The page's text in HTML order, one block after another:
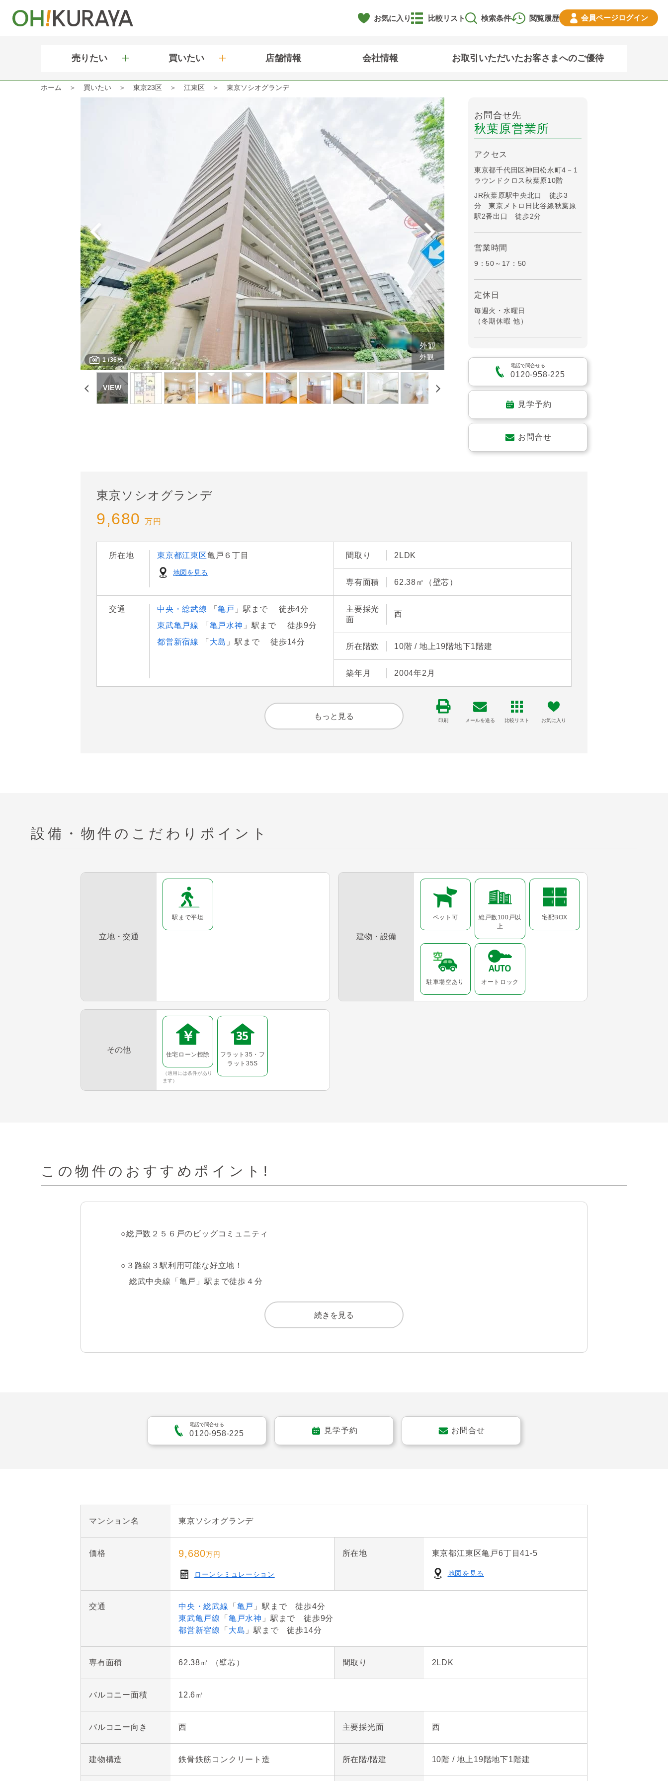
お気に入り 閲覧履歴
比較リスト 検索条件 会員ページログイン
売りたい 買いたい 店舗情報 会社情報 お取引いただいたお客さまへのご優待
ホーム 買いたい 東京23区 江東区 東京ソシオグランデ
外観
外観
1/36枚
お問合せ先
秋葉原営業所
アクセス
東京都千代田区神田松永町4－1
ラウンドクロス秋葉原10階
JR秋葉原駅中央北口 徒歩3
分 東京メトロ日比谷線秋葉原
駅2番出口 徒歩2分
営業時間
9：50～17：50
定休日
毎週火・水曜日
（冬期休暇 他）
電話で問合せる
0120-958-225
見学予約
お問合せ
東京ソシオグランデ
9,680 万円
所在地 東京都江東区亀戸６丁目
地図を見る
間取り 2LDK
専有面積 62.38㎡（壁芯）
交通 中央・総武線 「亀戸 」駅まで 徒歩4分
東武亀戸線
「 亀戸水神 」駅まで 徒歩9分
都営新宿線
「 大島 」駅まで 徒歩14分
主要採光
面
西
所在階数 10階 / 地上19階地下1階建
築年月 2004年2月
もっと見る 印刷 メールを送る 比較リスト お気に入り
設備・物件の こだわりポイント
立地・交通
駅まで平坦
建物・設備
ペット可
総戸数100戸以
上
宅配BOX
駐車場空あり オートロック
その他
住宅ローン控除
（適用には条件があり
ます）
フラット35・フ
ラット35S
この物件の おすすめポイント!
○総戸数２５６戸のビッグコミュニティ
○３路線３駅利用可能な好立地！
総武中央線「亀戸」駅まで徒歩４分
都営新宿線「大島」駅まで徒歩１４分
○トランクルーム、トール型下駄箱、廊下収納、リビング収納、ウォークスルークローゼット、リネン庫、吊戸棚
○TES温水式床暖房あり(LD部分）
○雨の日に役立つ浴室換気乾燥機付き
○部屋の外の鍵付きトランクルーム付(０．４３㎡・無償)
○リビングに隣接する洋室は、４枚引戸のため、リビングと一体としてもご利用いただけます。
○１２．６㎡のバルコニーは、奥行き約２ｍのスロップシンク付
～周辺環境～
・KAMEIDO CLOCKまで約８０m
・アトレ亀戸まで約５８０ｍ
・まいばすけっと亀戸駅東口店まで１４０m
・セブンイレブン亀戸駅東口店まで約３１０m
続きを見る
電話で問合せる
0120-958-225 見学予約 お問合せ
マンション名 東京ソシオグランデ
価格 9,680万円
ローンシミュレーション
所在地 東京都江東区亀戸6丁目41-5
地図を見る
交通 中央・総武線 「 亀戸 」駅まで 徒歩4分
東武亀戸線
「 亀戸水神 」駅まで 徒歩9分
都営新宿線
「 大島 」駅まで 徒歩14分
専有面積 62.38㎡ （壁芯） 間取り 2LDK
バルコニー面積 12.6㎡
バルコニー向き 西 主要採光面 西
建物構造 鉄骨鉄筋コンクリート造 所在階/階建 10階 / 地上19階地下1階建